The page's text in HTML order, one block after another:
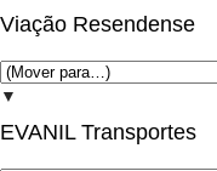
Viação Resendense
▼
EVANIL Transportes